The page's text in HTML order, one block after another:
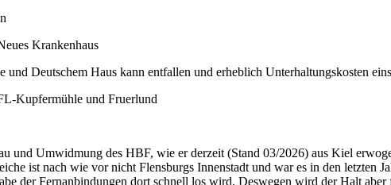
Krankenhaus
Deutschem Haus kann entfallen und erheblich Unterhaltungskosten
Kupfermühle und Fruerlund
und Umwidmung des HBF, wie er derzeit (Stand 03/2026) aus Kiel
ist nach wie vor nicht Flensburgs Innenstadt und war es in den letzten
der Fernanbindungen dort schnell los wird. Deswegen wird der Halt